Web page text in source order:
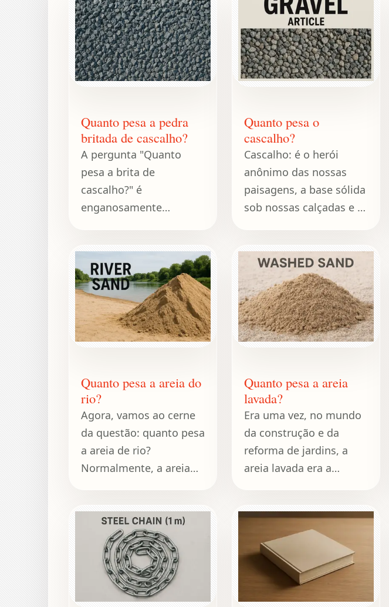
Quanto pesa a pedra
britada de cascalho?
A pergunta "Quanto
pesa a brita de
cascalho?" é
enganosamente
Quanto pesa o
cascalho?
Cascalho: é o herói
anônimo das nossas
paisagens, a base sólida
sob nossas calçadas e o
Quanto pesa a areia do
rio?
Agora, vamos ao cerne
da questão: quanto pesa
a areia de rio?
Normalmente, a areia
quilos por metro cúbico
ou cerca de 100 libras
por pé cúbico.
Quanto pesa a areia
lavada?
Era uma vez, no mundo
da construção e da
reforma de jardins, a
areia lavada era a
silenciosamente os
alicerces do nosso
mundo moderno.